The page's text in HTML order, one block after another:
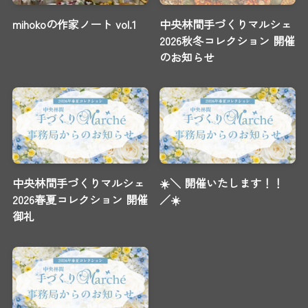
mihokoの作家ノート vol.1
中央林間手づくりマルシェ
2026秋冬コレクション 開催
のお知らせ
中央林間手づくりマルシェ
2026春夏コレクション 開催
御礼
☀️＼ 開催いたします！！
／☀️